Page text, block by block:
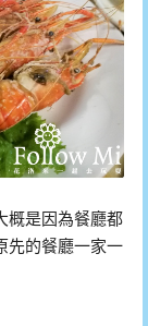
概是因為餐廳都
先的餐廳一家一